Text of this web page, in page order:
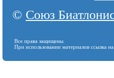
© Союз
Все права защищены.
При использовании материалов ссылка на